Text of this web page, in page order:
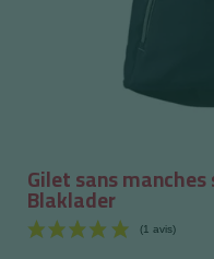
Gilet sans
Blaklader